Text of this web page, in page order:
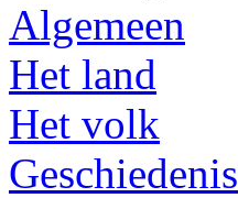
Algemeen
Het land
Het volk
Geschiedenis